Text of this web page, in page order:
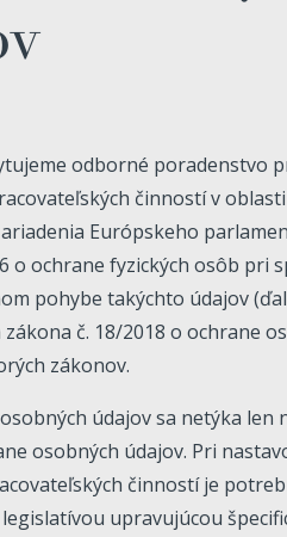
odborné poradenstvo
činností v
Európskeho
o ochrane fyzických osôb pri
pohybe takýchto údajov
zákona č. 18/2018 o ochrane
zákonov.
údajov sa netýka len
osobných údajov. Pri
činností je
upravujúcou